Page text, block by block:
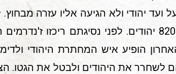
יהודי ולא הגיעה אליו עזרה מבחוץ.
היהודי בבוקרשט, במרס 1943 היו במיאסטקובקה 820 יהודים. לפני
לשחרר את היהודים ולבטל את